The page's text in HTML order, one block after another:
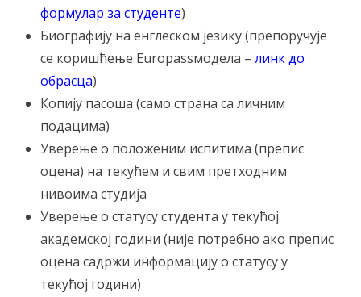
формулар за студенте)
Биографију на енглеском језику (препоручује
се коришћење Europassмодела – линк до
обрасца)
Копију пасоша (само страна са личним
подацима)
Уверење о положеним испитима (препис
оцена) на текућем и свим претходним
нивоима студија
Уверење о статусу студента у текућој
академској години (није потребно ако препис
оцена садржи информацију о статусу у
текућој години)